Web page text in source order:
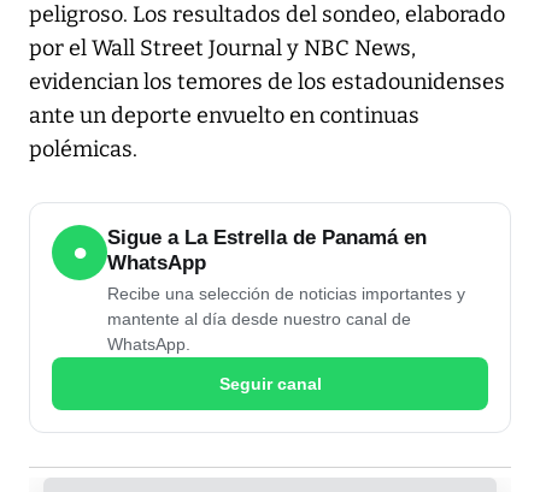
peligroso. Los resultados del sondeo, elaborado
por el Wall Street Journal y NBC News,
evidencian los temores de los estadounidenses
ante un deporte envuelto en continuas
polémicas.
●
Sigue a La Estrella de Panamá en
WhatsApp
Recibe una selección de noticias importantes y
mantente al día desde nuestro canal de
WhatsApp.
Seguir canal